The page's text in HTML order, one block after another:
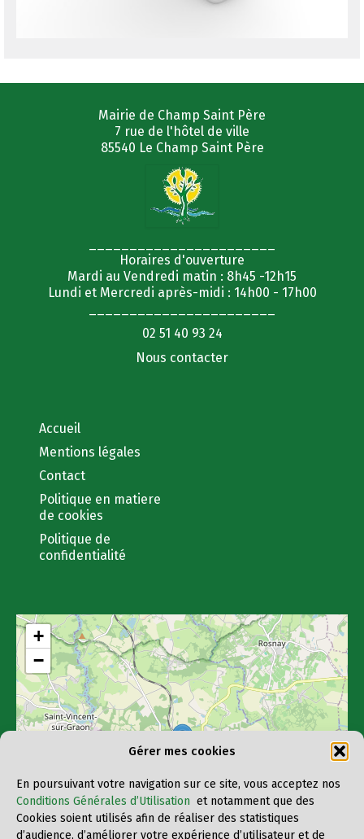
Gérer mes cookies
En poursuivant votre navigation sur ce site, vous acceptez nos
Conditions Générales d’Utilisation et notamment que des
Cookies soient utilisés afin de réaliser des statistiques
d’audience, d’améliorer votre expérience d’utilisateur et de
Mairie de Champ Saint Père
7 rue de l'hôtel de ville
85540 Le Champ Saint Père
Horaires d'ouverture
Mardi au Vendredi matin : 8h45 -12h15
Lundi et Mercredi après-midi : 14h00 - 17h00
02 51 40 93 24
Nous contacter
Accueil
Mentions légales
Contact
Politique en matiere
de cookies
Politique de
confidentialité
+
−